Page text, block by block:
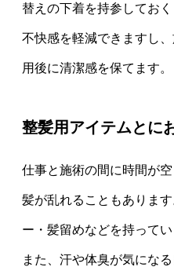
替えの下着を持参してお
不快感を軽減できますし
用後に清潔感を保てます。
整髪用アイテムとに
仕事と施術の間に時間が
髪が乱れることもありま
ー・髪留めなどを持ってい
また、汗や体臭が気にな